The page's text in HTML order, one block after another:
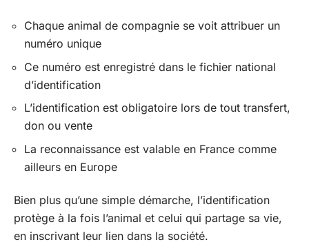
Chaque animal de compagnie se voit attribuer un
numéro unique
Ce numéro est enregistré dans le fichier national
d’identification
L’identification est obligatoire lors de tout transfert,
don ou vente
La reconnaissance est valable en France comme
ailleurs en Europe
Bien plus qu’une simple démarche, l’identification
protège à la fois l’animal et celui qui partage sa vie,
en inscrivant leur lien dans la société.